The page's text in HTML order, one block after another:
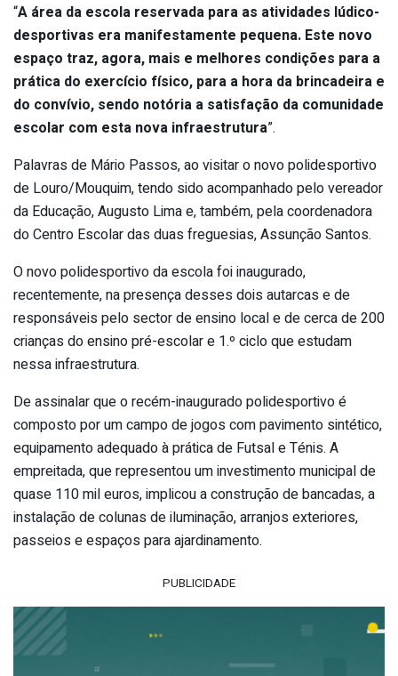
“A área da escola reservada para as atividades lúdico-
desportivas era manifestamente pequena. Este novo
espaço traz, agora, mais e melhores condições para a
prática do exercício físico, para a hora da brincadeira e
do convívio, sendo notória a satisfação da comunidade
escolar com esta nova infraestrutura”.
Palavras de Mário Passos, ao visitar o novo polidesportivo
de Louro/Mouquim, tendo sido acompanhado pelo vereador
da Educação, Augusto Lima e, também, pela coordenadora
do Centro Escolar das duas freguesias, Assunção Santos.
O novo polidesportivo da escola foi inaugurado,
recentemente, na presença desses dois autarcas e de
responsáveis pelo sector de ensino local e de cerca de 200
crianças do ensino pré-escolar e 1.º ciclo que estudam
nessa infraestrutura.
De assinalar que o recém-inaugurado polidesportivo é
composto por um campo de jogos com pavimento sintético,
equipamento adequado à prática de Futsal e Ténis. A
empreitada, que representou um investimento municipal de
quase 110 mil euros, implicou a construção de bancadas, a
instalação de colunas de iluminação, arranjos exteriores,
passeios e espaços para ajardinamento.
PUBLICIDADE